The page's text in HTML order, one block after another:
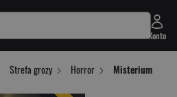
Konto
Strefa grozy Horror Misterium